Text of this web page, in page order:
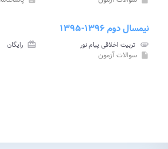
نیمسال دوم ۱۳۹۶-۱۳۹۵
attachment تربیت اخلاقی پیام نور card_giftcard رایگان
insert_drive_file سوالات آزمون